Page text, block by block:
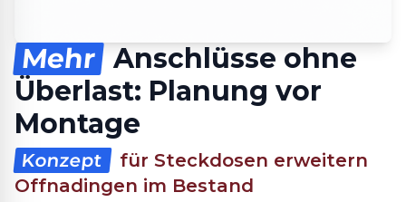
Mehr Anschlüsse ohne
Überlast: Planung vor
Montage
Konzept
für Steckdosen erweitern
Offnadingen im Bestand